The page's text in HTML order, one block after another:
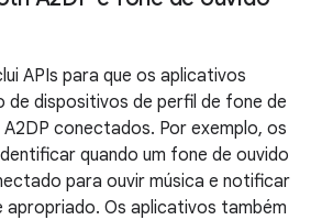
APIs para que os aplicativos
de dispositivos de perfil de fone de
conectados. Por exemplo, os
quando um fone de ouvido
para ouvir música e notificar
Os aplicativos também